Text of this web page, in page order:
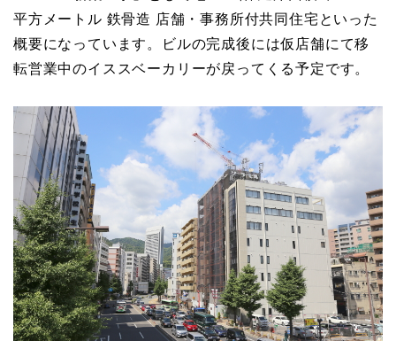
平方メートル 鉄骨造 店舗・事務所付共同住宅といった
概要になっています。ビルの完成後には仮店舗にて移
転営業中のイススベーカリーが戻ってくる予定です。